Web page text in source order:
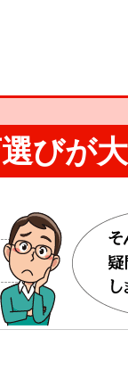
びが